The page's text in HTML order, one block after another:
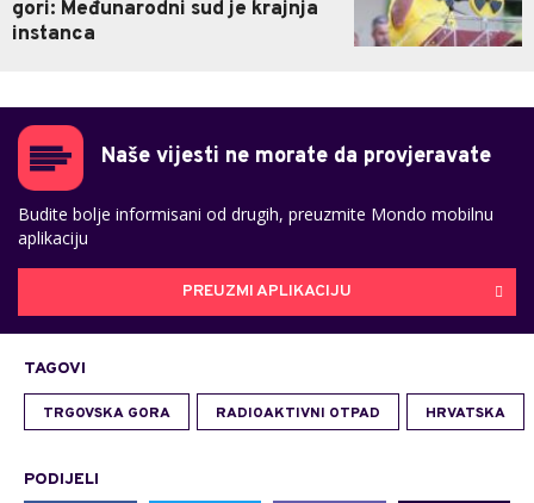
gori: Međunarodni sud je krajnja
instanca
Naše vijesti ne morate da provjeravate
Budite bolje informisani od drugih, preuzmite Mondo mobilnu
aplikaciju
PREUZMI APLIKACIJU
TAGOVI
TRGOVSKA GORA RADIOAKTIVNI OTPAD HRVATSKA
PODIJELI